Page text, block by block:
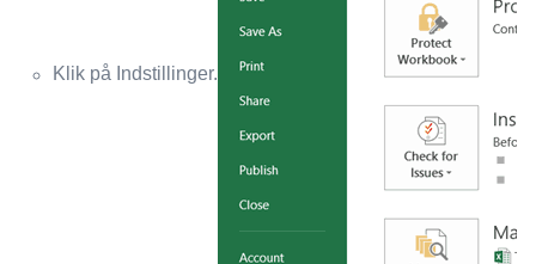
Klik på Indstillinger.